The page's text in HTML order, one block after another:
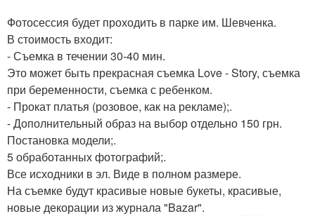
Фотосессия будет проходить в парке им. Шевченка.
В стоимость входит:
- Съемка в течении 30-40 мин.
Это может быть прекрасная съемка Love - Story, съемка
при беременности, съемка с ребенком.
- Прокат платья (розовое, как на рекламе);.
- Дополнительный образ на выбор отдельно 150 грн.
Постановка модели;.
5 обработанных фотографий;.
Все исходники в эл. Виде в полном размере.
На съемке будут красивые новые букеты, красивые,
новые декорации из журнала "Bazar".